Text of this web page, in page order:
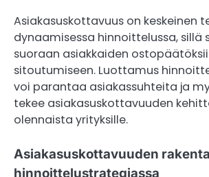
Asiakasuskottavuus on keskeinen
dynaamisessa hinnoittelussa, sillä
suoraan asiakkaiden
sitoutumiseen. Luottamus
voi parantaa asiakassuhteita ja
tekee asiakasuskottavuuden
olennaista yrityksille.
Asiakasuskottavuuden
hinnoittelustrategiassa